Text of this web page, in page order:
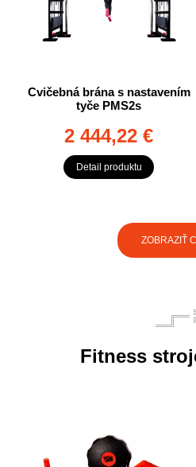
Cvičebná brána s nastavením
tyče PMS2s
2 444,22 €
Detail produktu
ZOBRAZIŤ
Fitness